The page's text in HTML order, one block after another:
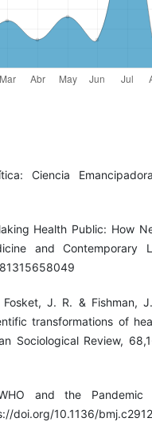
Ciencia
Health Public: How
and Contemporary
J. R. & Fishman,
transformations of
Sociological Review,
and the Pandemic
doi.org/10.1136/bmj.c2912